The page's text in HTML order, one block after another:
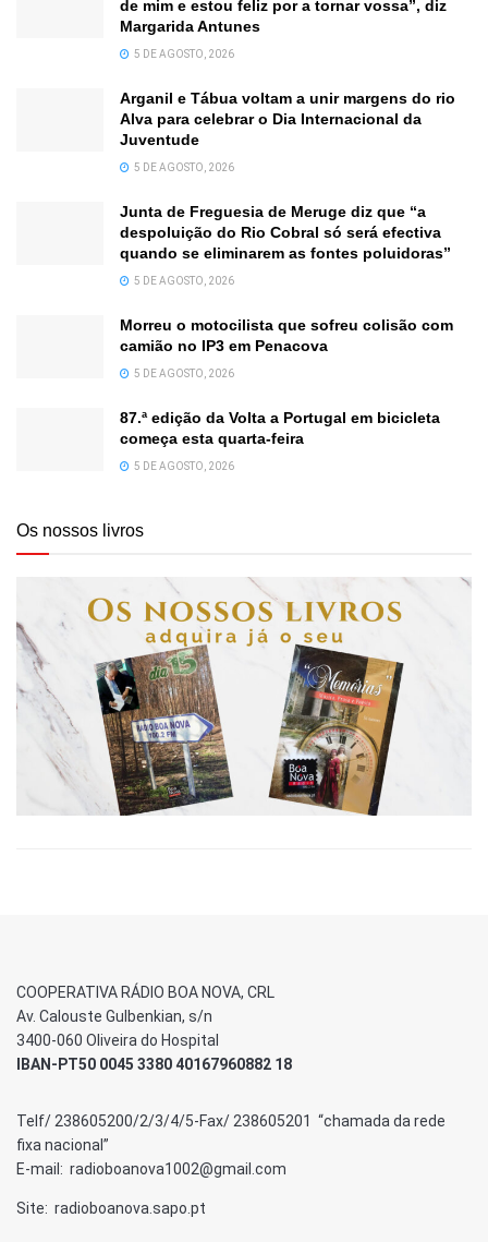
de mim e estou feliz por a tornar vossa”, diz
Margarida Antunes
5 DE AGOSTO, 2026
Arganil e Tábua voltam a unir margens do rio
Alva para celebrar o Dia Internacional da
Juventude
5 DE AGOSTO, 2026
Junta de Freguesia de Meruge diz que “a
despoluição do Rio Cobral só será efectiva
quando se eliminarem as fontes poluidoras”
5 DE AGOSTO, 2026
Morreu o motocilista que sofreu colisão com
camião no IP3 em Penacova
5 DE AGOSTO, 2026
87.ª edição da Volta a Portugal em bicicleta
começa esta quarta-feira
5 DE AGOSTO, 2026
Os nossos livros
COOPERATIVA RÁDIO BOA NOVA, CRL
Av. Calouste Gulbenkian, s/n
3400-060 Oliveira do Hospital
IBAN-PT50 0045 3380 40167960882 18
Telf/ 238605200/2/3/4/5-Fax/ 238605201 “chamada da rede
fixa nacional”
E-mail: radioboanova1002@gmail.com
Site: radioboanova.sapo.pt